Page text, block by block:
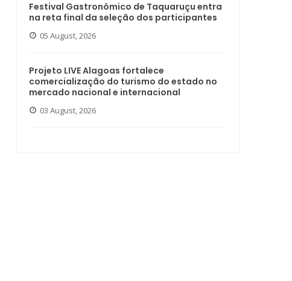
Festival Gastronômico de Taquaruçu entra
na reta final da seleção dos participantes
05 August, 2026
Projeto LIVE Alagoas fortalece
comercialização do turismo do estado no
mercado nacional e internacional
03 August, 2026